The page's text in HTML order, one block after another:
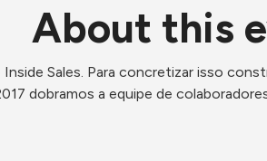
About this
Sales. Para concretizar isso
dobramos a equipe de